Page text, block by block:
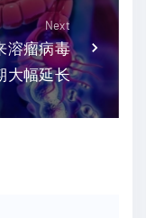
Next
溶瘤病毒
大幅延长